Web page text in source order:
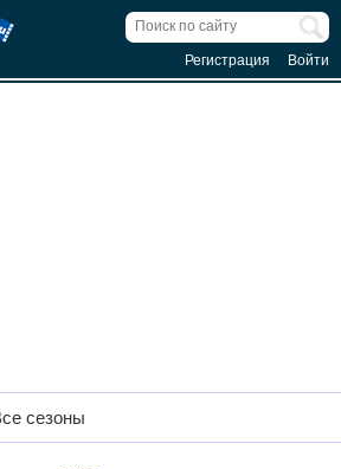
Регистрация Войти
сезоны